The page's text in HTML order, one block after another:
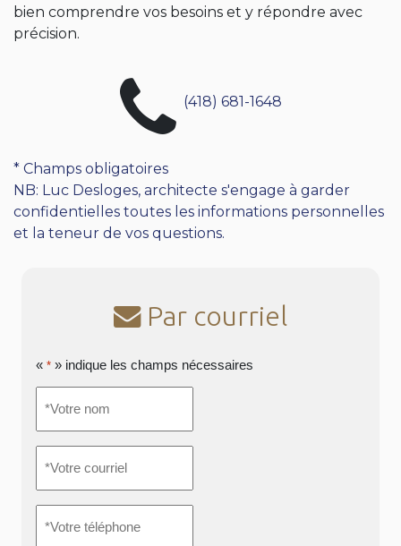
bien comprendre vos besoins et y répondre avec
précision.
(418) 681-1648
* Champs obligatoires
NB: Luc Desloges, architecte s'engage à garder
confidentielles toutes les informations personnelles
et la teneur de vos questions.
Par courriel
« * » indique les champs nécessaires
nom*
courriel*
téléphone *